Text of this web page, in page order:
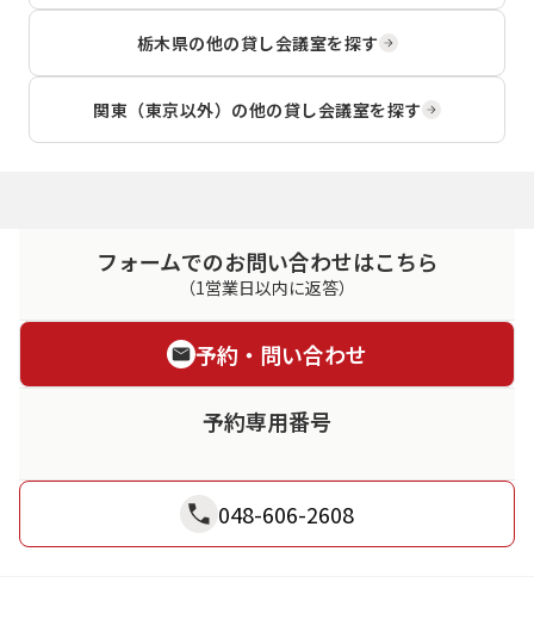
栃木県の他の貸し会議室を探す
関東（東京以外） の他の貸し会議室を探す
フォームでのお問い合わせはこちら
（1営業日以内に返答）
予約・問い合わせ
予約専用番号
048-606-2608